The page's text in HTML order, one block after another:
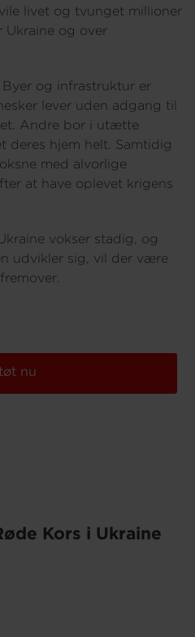
livet og tvunget millioner
og over
Byer og infrastruktur er
lever uden adgang til
Andre bor i utætte
deres hjem helt. Samtidig
med alvorlige
at have oplevet krigens
vokser stadig, og
udvikler sig, vil der være
nu
Kors i Ukraine